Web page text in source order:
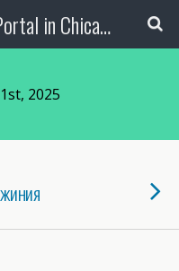
The Bulgarian Media Portal in Chicago
2025